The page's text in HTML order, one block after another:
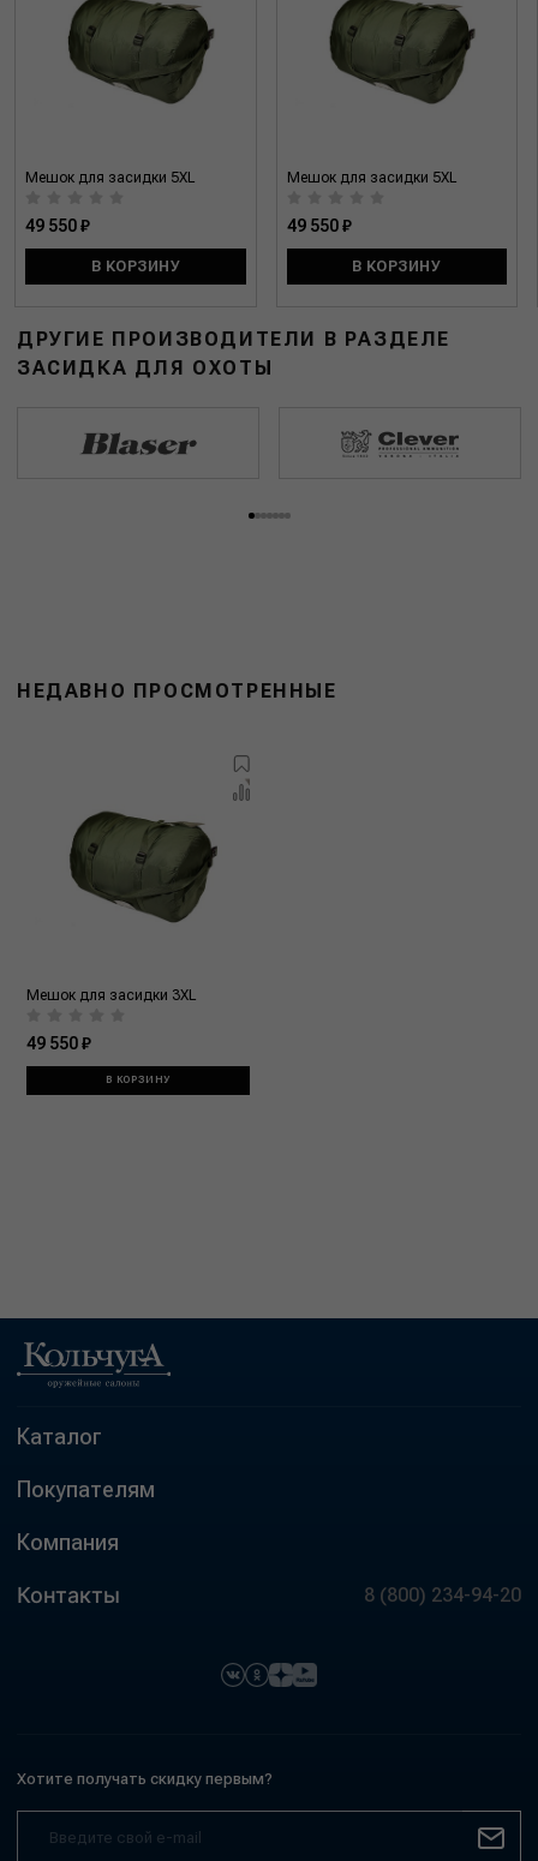
Мешок для засидки 5XL
49 550 ₽
В КОРЗИНУ
Мешок для засидки 5XL
49 550 ₽
В КОРЗИНУ
ДРУГИЕ ПРОИЗВОДИТЕЛИ В РАЗДЕЛЕ
ЗАСИДКА ДЛЯ ОХОТЫ
НЕДАВНО ПРОСМОТРЕННЫЕ
Мешок для засидки 3XL
49 550 ₽
В КОРЗИНУ
Каталог
Покупателям
Компания
Контакты 8 (800) 234-94-20
Хотите получать скидку первым?